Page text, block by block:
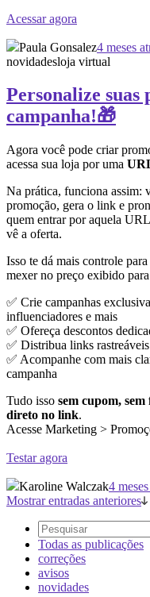
Acessar agora
Paula Gonsalez4 meses
novidadesloja virtual
Personalize suas
campanha!🎁
Agora você pode criar
acessa sua loja por uma
Na prática, funciona assim:
promoção, gera o link e
quem entrar por aquela
vê a oferta.
Isso te dá mais controle
mexer no preço exibido
✅ Crie campanhas
influenciadores e mais
✅ Ofereça descontos
✅ Distribua links
✅ Acompanhe com mais
campanha
Tudo isso sem cupom,
direto no link.
Acesse Marketing >
Testar agora
Karoline Walczak4
Mostrar entradas anteriores
Todas as publicações
correções
avisos
novidades